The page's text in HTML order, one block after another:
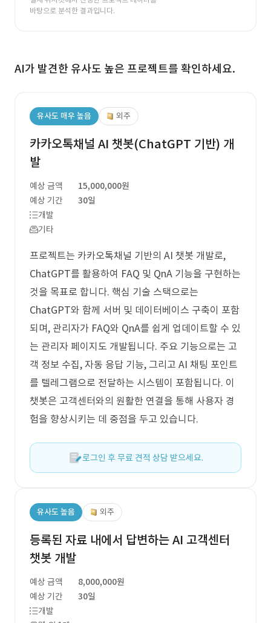
바탕으로 분석한 결과입니다.
AI가 발견한 유사도 높은 프로젝트를 확인하세요.
유사도 매우 높음 외주
카카오톡채널 AI 챗봇(ChatGPT 기반) 개
발
예상 금액
15,000,000원
예상 기간
30일
개발
기타
프로젝트는 카카오톡채널 기반의 AI 챗봇 개발로,
ChatGPT를 활용하여 FAQ 및 QnA 기능을 구현하는
것을 목표로 합니다. 핵심 기술 스택으로는
ChatGPT와 함께 서버 및 데이터베이스 구축이 포함
되며, 관리자가 FAQ와 QnA를 쉽게 업데이트할 수 있
는 관리자 페이지도 개발됩니다. 주요 기능으로는 고
객 정보 수집, 자동 응답 기능, 그리고 AI 채팅 포인트
를 텔레그램으로 전달하는 시스템이 포함됩니다. 이
챗봇은 고객센터와의 원활한 연결을 통해 사용자 경
험을 향상시키는 데 중점을 두고 있습니다.
로그인 후 무료 견적 상담 받으세요.
유사도 높음 외주
등록된 자료 내에서 답변하는 AI 고객센터
챗봇 개발
예상 금액
8,000,000원
예상 기간
30일
개발